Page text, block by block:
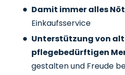
Damit immer alles
Einkaufsservice
Unterstützung von
pflegebedürftigen
gestalten und Freude